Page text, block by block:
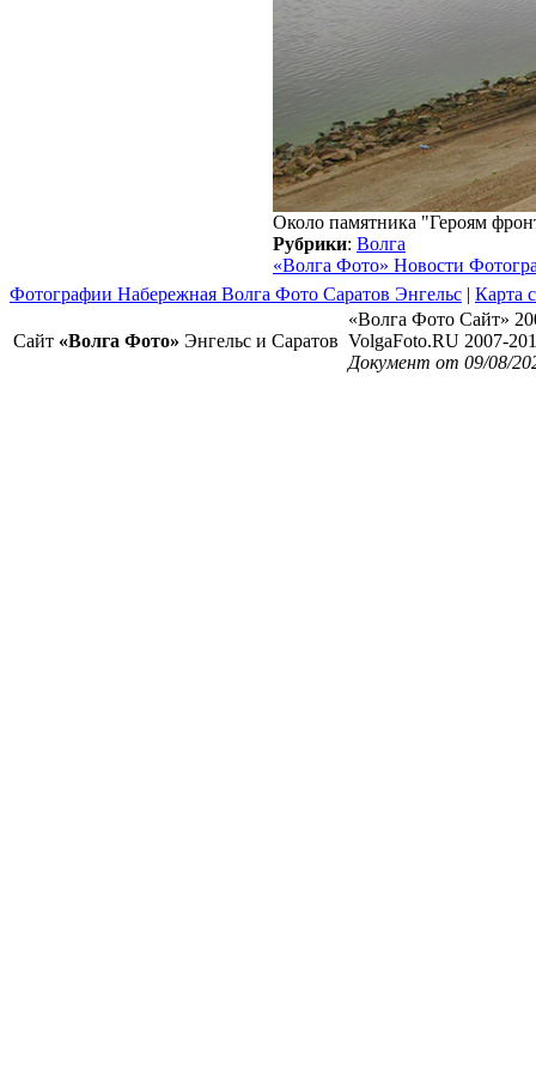
Около памятника "Героям
Рубрики: Волга
«Волга Фото» Новости
Фотографии Набережная Волга Фото Саратов Энгельс | Карта
Сайт «Волга Фото» Энгельс и Саратов
«Волга Фото Сайт»
VolgaFoto.RU 2007-
Документ от 09/08/